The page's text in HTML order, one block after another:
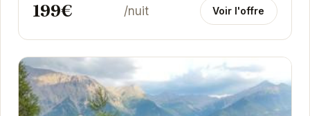
199€ /nuit Voir l'offre